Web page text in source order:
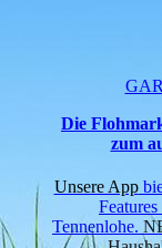
Die
zum
Unsere App
Tennenlohe.